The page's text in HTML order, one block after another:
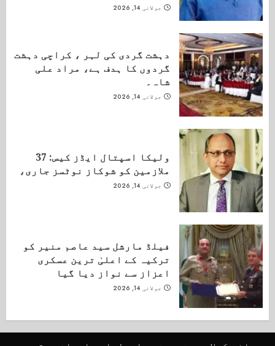
جولائی 14, 2026
دہشت گردی کی لہر ، کراچی دہشت
گردوں کا ہدف ہے، مراد علی
شاہ۔
جولائی 14, 2026
ولیکا اسپتال ایڈز کیس: 37
ملازمین کو شوکاز نوٹسز جاری،
جولائی 14, 2026
فیلڈ مارشل سید عاصم منیر کو
ترکیہ کے اعلیٰ ترین عسکری
اعزاز سے نواز دیا گیا
جولائی 14, 2026